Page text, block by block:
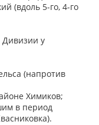
(вдоль 5-го, 4-го
Дивизии у
(напротив
Химиков;
в период